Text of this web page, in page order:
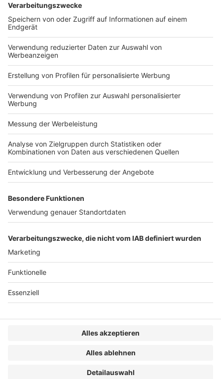
Hinweisgeberschutzgesetz (HinSchG) für gewisse
Diskussionen im rechtspolitischen und
wirtschaftlichen Bereich. Zwar verfolgt das HinSchG
wichtige und schützenswerte Ziele, allerdings sind
die Regelungen wenig praxistauglich und für die
Erreichung der Ziele nicht geeignet. Überdies
werden Unternehmen umfangreiche und vor allem
kleinteilige Pflichten auferlegt, die weder
Unternehmen, Mitarbeitern noch Hinweisgebern von
Nutzen sind. Anlass genug, zu hinterfragen, wie das
HinSchG von den Adressaten, also vor allem der
mittelständischen Wirtschaft, wahrgenommen wird.
Dazu wurde von PRO HONORE e. V. mit Unterstützung
des Instituts für Compliance im Mittelstand sowie der
Handelskammer Hamburg und der Versammlung
Ehrbarer Kaufleute zu Hamburg e. V. eine Studie
durchgeführt, mit der untersucht werden sollte,
welche Auswirkungen das HinSchG auf das Geschäft
von mittelständischen Unternehmen hat, wie
Unternehmen das HinSchG im Hinblick auf
Praxistauglichkeit und Wirksamkeit einschätzen und
ob es von diesen Unternehmen als insgesamt
förderlich oder als eine Belastung empfunden wird.
Anmerkungen der Befragten.
1 2 »
MEDIADATEN
DATENSCHUTZ